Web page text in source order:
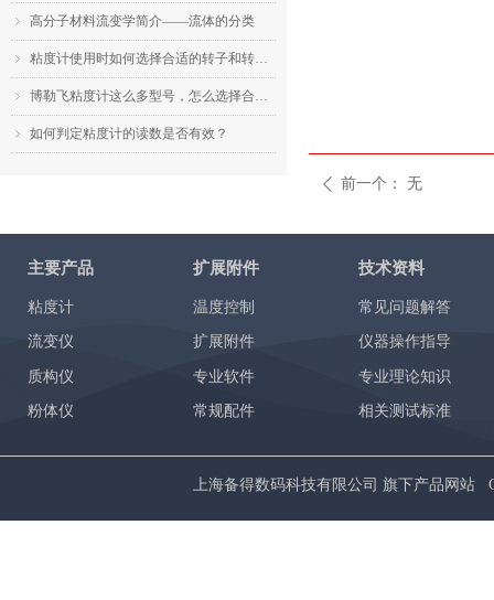
ꄴ 前一个： 无
ꁇ 高分子材料流变学简介——流体的分类
ꁇ 粘度计使用时如何选择合适的转子和转速？
ꁇ 博勒飞粘度计这么多型号，怎么选择合适的机型？
ꁇ 如何判定粘度计的读数是否有效？
上海备得数码科技有限公司 旗下产品网站
常见问题解答
仪器操作指导
专业理论知识
相关测试标准
主要产品 技术资料
扩展附件
粘度计
流变仪
质构仪
粉体仪
温度控制
扩展附件
专业软件
常规配件